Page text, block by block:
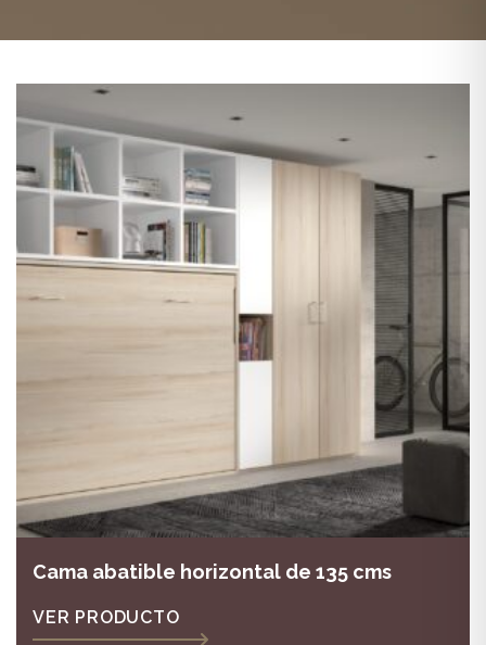
Cama abatible horizontal de 135 cms
VER PRODUCTO